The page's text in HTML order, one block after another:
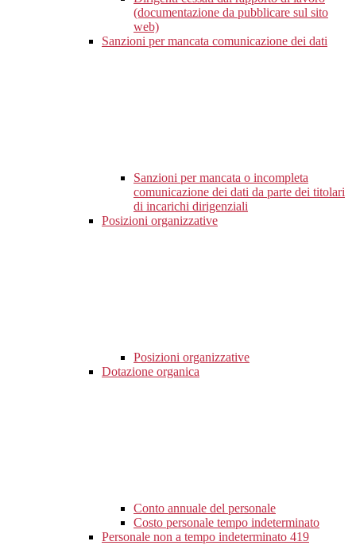
(documentazione da pubblicare sul sito
web)
Sanzioni per mancata comunicazione dei dati
Sanzioni per mancata o incompleta
comunicazione dei dati da parte dei titolari
di incarichi dirigenziali
Posizioni organizzative
Posizioni organizzative
Dotazione organica
Conto annuale del personale
Costo personale tempo indeterminato
Personale non a tempo indeterminato 419